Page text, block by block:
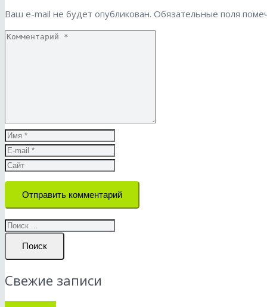
Ваш e-mail не будет опубликован. Обязательные поля
Отправить комментарий
Поиск
Свежие записи